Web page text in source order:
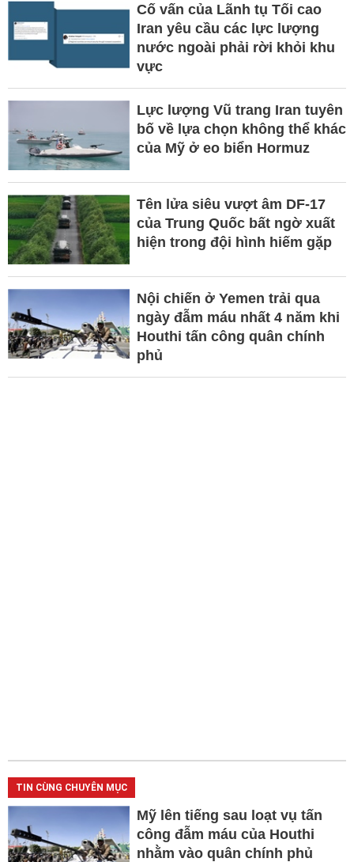
Cố vấn của Lãnh tụ Tối cao
Iran yêu cầu các lực lượng
nước ngoài phải rời khỏi khu
vực
Lực lượng Vũ trang Iran tuyên
bố về lựa chọn không thể khác
của Mỹ ở eo biển Hormuz
Tên lửa siêu vượt âm DF-17
của Trung Quốc bất ngờ xuất
hiện trong đội hình hiếm gặp
Nội chiến ở Yemen trải qua
ngày đẫm máu nhất 4 năm khi
Houthi tấn công quân chính
phủ
TIN CÙNG CHUYÊN MỤC
Mỹ lên tiếng sau loạt vụ tấn
công đẫm máu của Houthi
nhằm vào quân chính phủ